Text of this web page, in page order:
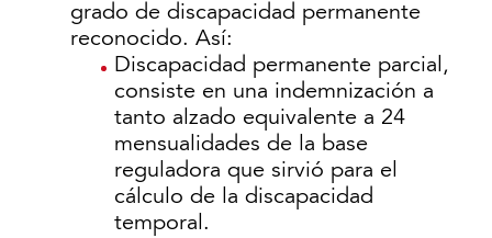
grado de discapacidad permanente
reconocido. Así:
Discapacidad permanente parcial,
consiste en una indemnización a
tanto alzado equivalente a 24
mensualidades de la base
reguladora que sirvió para el
cálculo de la discapacidad
temporal.